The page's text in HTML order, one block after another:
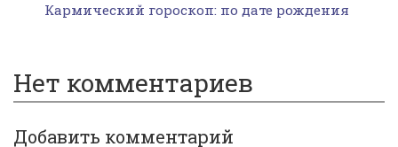
Кармический гороскоп: по дате рождения
Нет комментариев
Добавить комментарий